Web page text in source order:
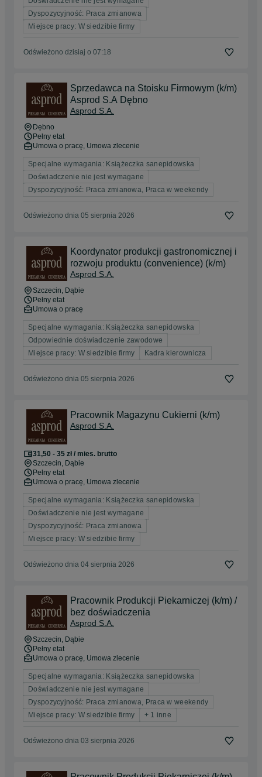
Dyspozycyjność: Praca zmianowa
Miejsce pracy: W siedzibie firmy
Odświeżono dzisiaj o 07:18
Sprzedawca na Stoisku Firmowym (k/m)
Asprod S.A Dębno
Asprod S.A.
Dębno
Pełny etat
Umowa o pracę, Umowa zlecenie
Specjalne wymagania: Książeczka sanepidowska
Doświadczenie nie jest wymagane
Dyspozycyjność: Praca zmianowa, Praca w weekendy
Odświeżono dnia 05 sierpnia 2026
Koordynator produkcji gastronomicznej i
rozwoju produktu (convenience) (k/m)
Asprod S.A.
Szczecin, Dąbie
Pełny etat
Umowa o pracę
Specjalne wymagania: Książeczka sanepidowska
Odpowiednie doświadczenie zawodowe
Miejsce pracy: W siedzibie firmy
Kadra kierownicza
Odświeżono dnia 05 sierpnia 2026
Pracownik Magazynu Cukierni (k/m)
Asprod S.A.
31,50 - 35 zł / mies. brutto
Szczecin, Dąbie
Pełny etat
Umowa o pracę, Umowa zlecenie
Specjalne wymagania: Książeczka sanepidowska
Doświadczenie nie jest wymagane
Dyspozycyjność: Praca zmianowa
Miejsce pracy: W siedzibie firmy
Odświeżono dnia 04 sierpnia 2026
Pracownik Produkcji Piekarniczej (k/m) /
bez doświadczenia
Asprod S.A.
Szczecin, Dąbie
Pełny etat
Umowa o pracę, Umowa zlecenie
Specjalne wymagania: Książeczka sanepidowska
Doświadczenie nie jest wymagane
Dyspozycyjność: Praca zmianowa, Praca w weekendy
Miejsce pracy: W siedzibie firmy
+ 1 inne
Odświeżono dnia 03 sierpnia 2026